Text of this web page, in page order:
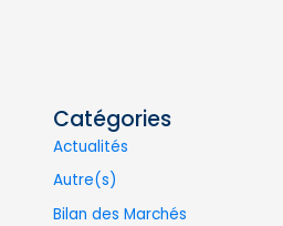
Catégories
Actualités
Autre(s)
Bilan des Marchés